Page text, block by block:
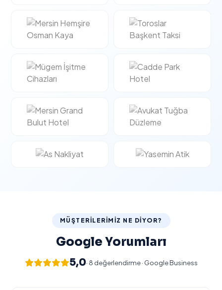
MÜŞTERİLERİMİZ NE DİYOR?
Google Yorumları
5,0· 8 değerlendirme · Google Business